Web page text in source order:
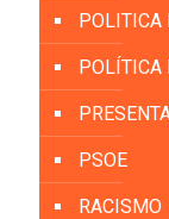
POLITICA
POLÍTICA
PSOE
RACISMO